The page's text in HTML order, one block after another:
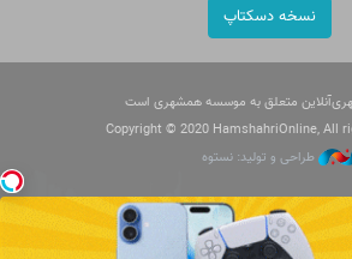
نسخه دسکتاپ
متعلق به موسسه همشهری است
Copyright © 2020 HamshahriOnline, All
طراحی و تولید: نستوه